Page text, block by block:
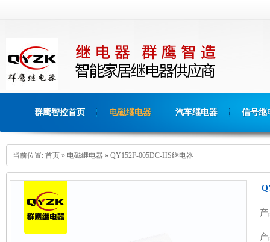
群鹰智控首页 电磁继电器 汽车继电器 信号继
当前位置: 首页 » 电磁继电器 » QY152F-005DC-HS继电器
产